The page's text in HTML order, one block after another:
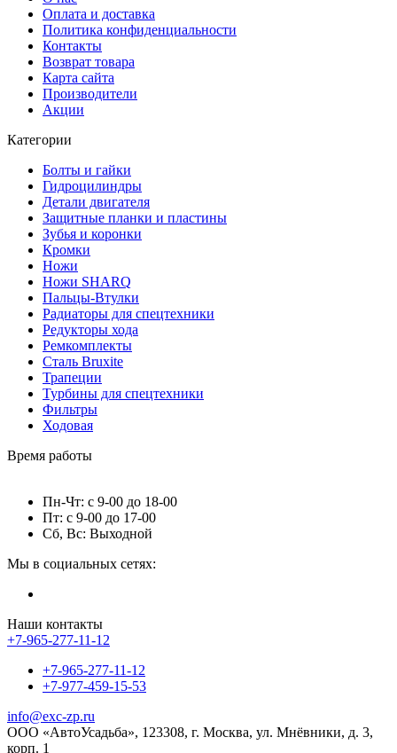
Оплата и доставка
Политика конфиденциальности
Контакты
Возврат товара
Карта сайта
Производители
Акции
Категории
Болты и гайки
Гидроцилиндры
Детали двигателя
Защитные планки и пластины
Зубья и коронки
Кромки
Ножи
Ножи SHARQ
Пальцы-Втулки
Радиаторы для спецтехники
Редукторы хода
Ремкомплекты
Сталь Bruxite
Трапеции
Турбины для спецтехники
Фильтры
Ходовая
Время работы
Пн-Чт: с 9-00 до 18-00
Пт: с 9-00 до 17-00
Сб, Вс: Выходной
Мы в социальных сетях:
Наши контакты
+7-965-277-11-12
+7-965-277-11-12
+7-977-459-15-53
info@exc-zp.ru
ООО «АвтоУсадьба», 123308, г. Москва, ул. Мнёвники, д. 3,
корп. 1